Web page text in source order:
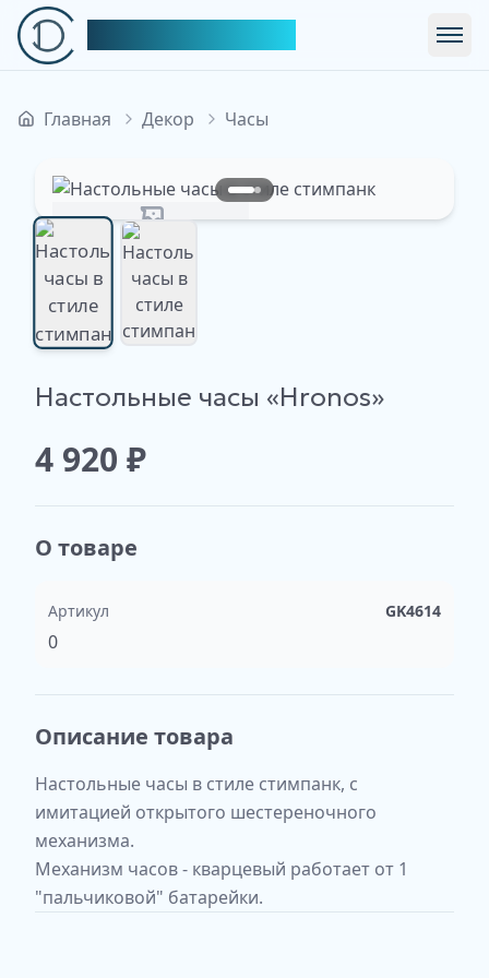
Главная Декор Часы
Изображение недоступно
ИзображениеИзображение
Настольные часы «Hronos»
4 920 ₽
О товаре
Артикул GK4614
0
Описание товара
Настольные часы в стиле стимпанк, с
имитацией открытого шестереночного
механизма.
Механизм часов - кварцевый работает от 1
"пальчиковой" батарейки.